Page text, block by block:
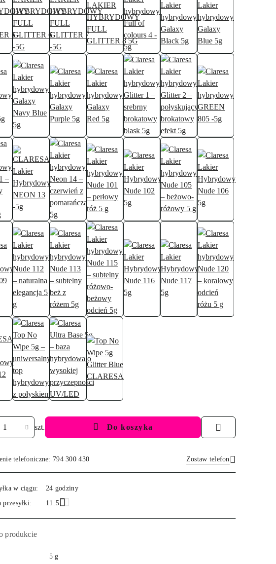
szt. Do koszyka
telefoniczne: 794 300 430 Zostaw telefon
Wyślij
w ciągu:
24 godziny
przesyłki:
11.5
produkcie
5 g